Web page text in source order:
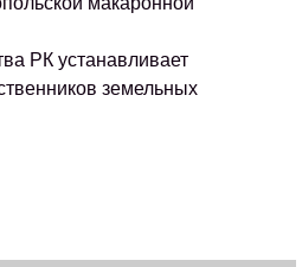
РК устанавливает
земельных